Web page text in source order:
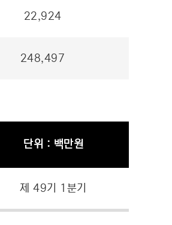
22,924
248,497
단위 : 백만원
제 49기 1분기